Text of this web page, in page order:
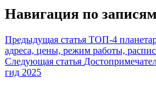
Навигация по записям
Предыдущая статья ТОП-4
адреса, цены, режим работы,
Следующая статья
гид 2025